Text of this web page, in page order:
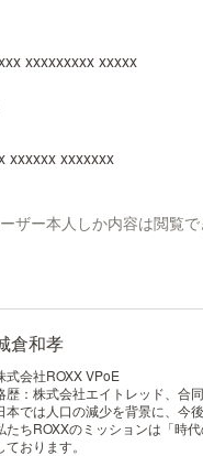
xxxxxxxxx xxxxx
xxxxxx xxxxxxx
ザー本人しか内容は閲覧で
倉和孝
式会社ROXX VPoE
歴：株式会社エイトレッド、合
本では人口の減少を背景に、今
たちROXXのミッションは「時
ております。